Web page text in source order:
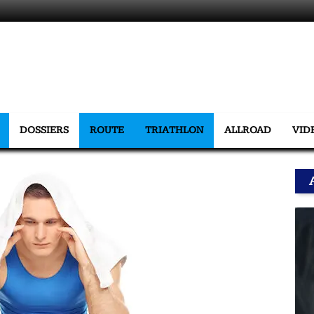
DOSSIERS ROUTE TRIATHLON ALLROAD